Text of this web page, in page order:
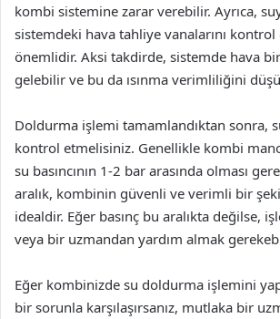
kombi sistemine zarar verebilir. Ayrıca,
sistemdeki hava tahliye vanalarını
önemlidir. Aksi takdirde, sistemde hava
gelebilir ve bu da ısınma verimliliğini
Doldurma işlemi tamamlandıktan sonra, su
kontrol etmelisiniz. Genellikle kombi
su basıncının 1-2 bar arasında olması
aralık, kombinin güvenli ve verimli bir
idealdir. Eğer basınç bu aralıkta değilse,
veya bir uzmandan yardım almak
Eğer kombinizde su doldurma işlemini
bir sorunla karşılaşırsanız, mutlaka bir